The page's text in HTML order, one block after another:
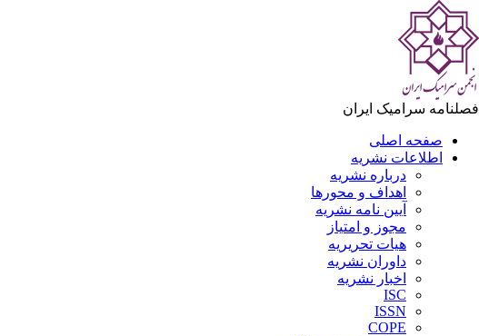
فصلنامه سرامیک ایران
صفحه اصلی
اطلاعات نشریه
درباره نشریه
اهداف و محورها
آیین نامه نشریه
مجوز و امتیاز
هیات تحریریه
داوران نشریه
اخبار نشریه
ISC
ISSN
COPE